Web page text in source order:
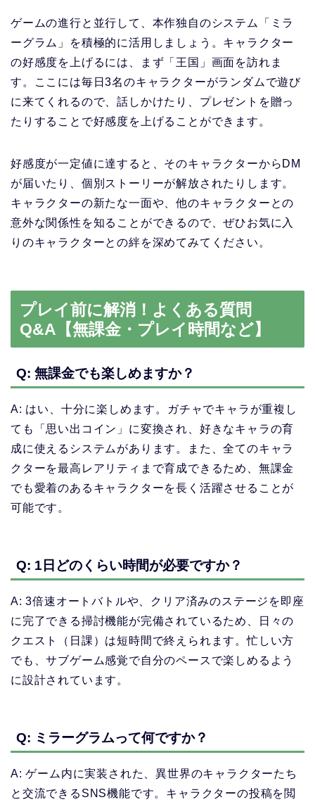
ゲームの進行と並行して、本作独自のシステム「ミラ
ーグラム」を積極的に活用しましょう。キャラクター
の好感度を上げるには、まず「王国」画面を訪れま
す。ここには毎日3名のキャラクターがランダムで遊び
に来てくれるので、話しかけたり、プレゼントを贈っ
たりすることで好感度を上げることができます。
好感度が一定値に達すると、そのキャラクターからDM
が届いたり、個別ストーリーが解放されたりします。
キャラクターの新たな一面や、他のキャラクターとの
意外な関係性を知ることができるので、ぜひお気に入
りのキャラクターとの絆を深めてみてください。
プレイ前に解消！よくある質問
Q&A【無課金・プレイ時間など】
Q: 無課金でも楽しめますか？
A: はい、十分に楽しめます。ガチャでキャラが重複し
ても「思い出コイン」に変換され、好きなキャラの育
成に使えるシステムがあります。また、全てのキャラ
クターを最高レアリティまで育成できるため、無課金
でも愛着のあるキャラクターを長く活躍させることが
可能です。
Q: 1日どのくらい時間が必要ですか？
A: 3倍速オートバトルや、クリア済みのステージを即座
に完了できる掃討機能が完備されているため、日々の
クエスト（日課）は短時間で終えられます。忙しい方
でも、サブゲーム感覚で自分のペースで楽しめるよう
に設計されています。
Q: ミラーグラムって何ですか？
A: ゲーム内に実装された、異世界のキャラクターたち
と交流できるSNS機能です。キャラクターの投稿を閲